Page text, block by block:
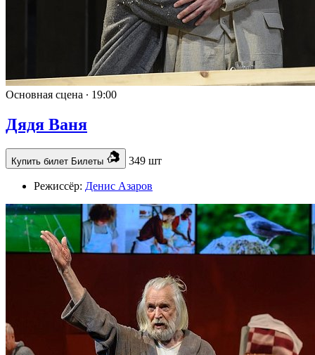
Основная сцена ∙ 19:00
Дядя Ваня
Купить билет Билеты 349 шт
Режиссёр: Денис Азаров